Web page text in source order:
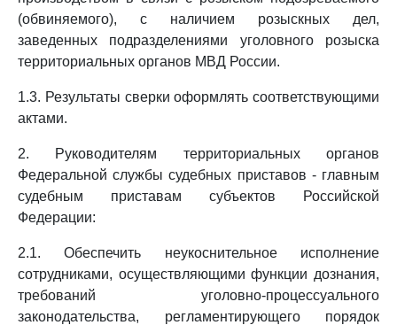
(обвиняемого), с наличием розыскных дел,
заведенных подразделениями уголовного розыска
территориальных органов МВД России.
1.3. Результаты сверки оформлять соответствующими
актами.
2. Руководителям территориальных органов
Федеральной службы судебных приставов - главным
судебным приставам субъектов Российской
Федерации:
2.1. Обеспечить неукоснительное исполнение
сотрудниками, осуществляющими функции дознания,
требований уголовно-процессуального
законодательства, регламентирующего порядок